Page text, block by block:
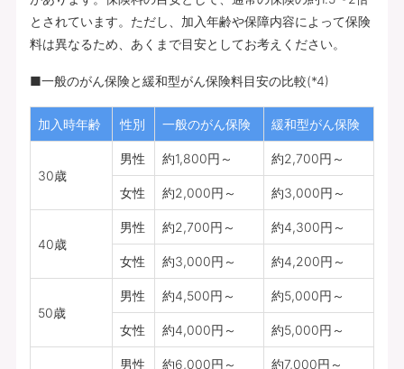
とされています。ただし、加入年齢や保障内容によって保険
料は異なるため、あくまで目安としてお考えください。
■一般のがん保険と緩和型がん保険料目安の比較(*4)
加入時年齢 性別 一般のがん保険 緩和型がん保険
30歳
男性 約1,800円～ 約2,700円～
女性 約2,000円～ 約3,000円～
40歳
男性 約2,700円～ 約4,300円～
女性 約3,000円～ 約4,200円～
50歳
男性 約4,500円～ 約5,000円～
女性 約4,000円～ 約5,000円～
男性 約6,000円～ 約7,000円～